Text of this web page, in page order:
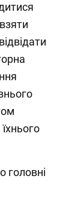
головні